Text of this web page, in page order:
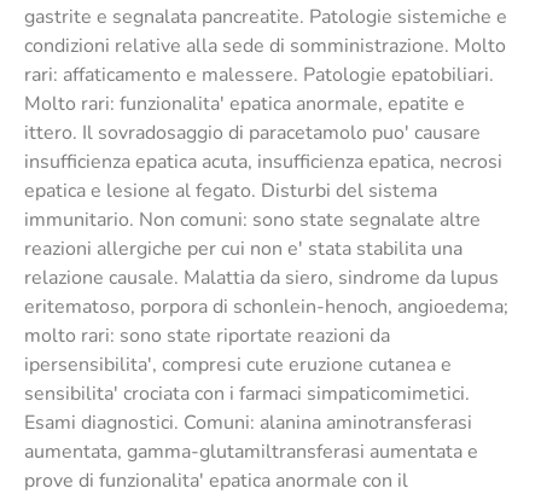
gastrite e segnalata pancreatite. Patologie sistemiche e
condizioni relative alla sede di somministrazione. Molto
rari: affaticamento e malessere. Patologie epatobiliari.
Molto rari: funzionalita' epatica anormale, epatite e
ittero. Il sovradosaggio di paracetamolo puo' causare
insufficienza epatica acuta, insufficienza epatica, necrosi
epatica e lesione al fegato. Disturbi del sistema
immunitario. Non comuni: sono state segnalate altre
reazioni allergiche per cui non e' stata stabilita una
relazione causale. Malattia da siero, sindrome da lupus
eritematoso, porpora di schonlein-henoch, angioedema;
molto rari: sono state riportate reazioni da
ipersensibilita', compresi cute eruzione cutanea e
sensibilita' crociata con i farmaci simpaticomimetici.
Esami diagnostici. Comuni: alanina aminotransferasi
aumentata, gamma-glutamiltransferasi aumentata e
prove di funzionalita' epatica anormale con il